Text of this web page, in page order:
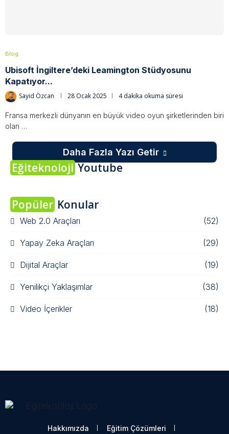
Blog
Ubisoft İngiltere’deki Leamington Stüdyosunu
Kapatıyor...
Sayid Özcan 28 Ocak 2025 4 dakika okuma süresi
Fransa merkezli dünyanın en büyük video oyun şirketlerinden biri
olan …
Daha Fazla Yazı Getir
Eğiteknoloji Youtube
Popüler Konular
Web 2.0 Araçları (52)
Yapay Zeka Araçları (29)
Dijital Araçlar (19)
Yenilikçi Yaklaşımlar (38)
Video İçerikler (18)
Hakkımızda
Eğitim Çözümleri